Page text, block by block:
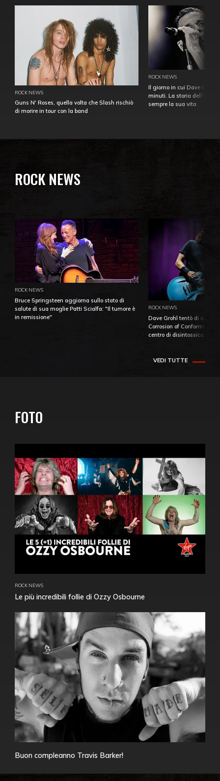
ROCK NEWS
Guns N' Roses, quella volta che Slash rischiò
di morire in tour con la band
ROCK NEWS
Il giorno in cui Dave
minuti. La storia
sempre la sua vita
ROCK NEWS
ROCK NEWS
Bruce Springsteen aggiorna sullo stato di
salute di sua moglie Patti Scialfa: "Il tumore è
in remissione"
ROCK NEWS
Dave Grohl tentò di
Corrosion of Conformity
centro di
VEDI TUTTE
FOTO
ROCK NEWS
Le più incredibili follie di Ozzy Osbourne
Buon compleanno Travis Barker!